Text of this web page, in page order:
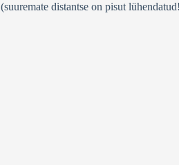
(suuremate distantse on pisut